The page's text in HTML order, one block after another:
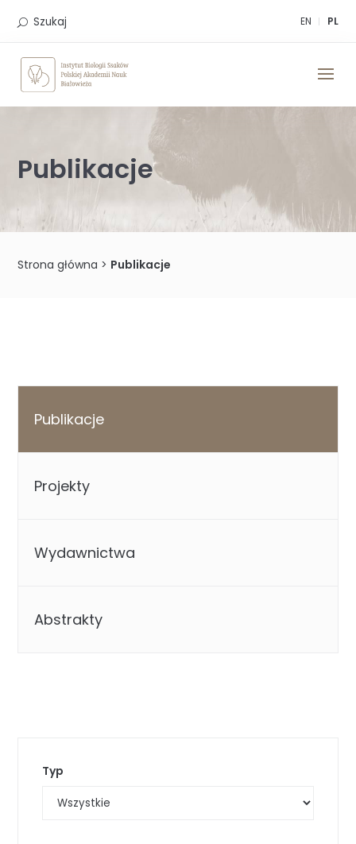
EN PL
Szukaj
Publikacje
Strona główna > Publikacje
Publikacje
Projekty
Wydawnictwa
Abstrakty
Typ